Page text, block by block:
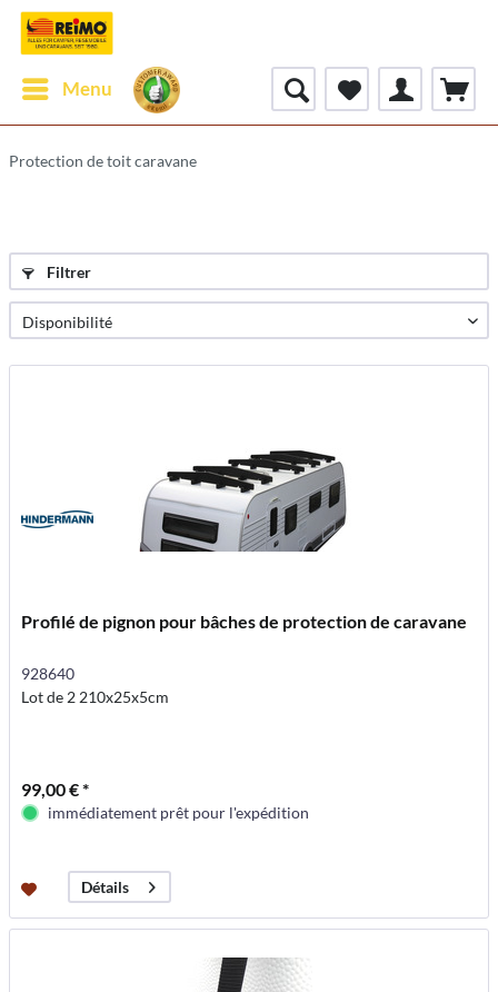
Menu
Protection de toit caravane
Filtrer
Profilé de pignon pour bâches de protection de caravane
928640
Lot de 2 210x25x5cm
99,00 € *
immédiatement prêt pour l'expédition
Détails